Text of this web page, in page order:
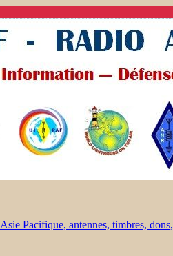
Pacifique, antennes, timbres, dons,